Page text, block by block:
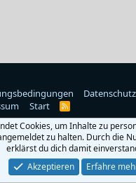
Datenschutz
Start
R
S
Cookies, um Inhalte zu
zu halten. Durch die
erklärst du dich damit
Akzeptieren
Erfahre